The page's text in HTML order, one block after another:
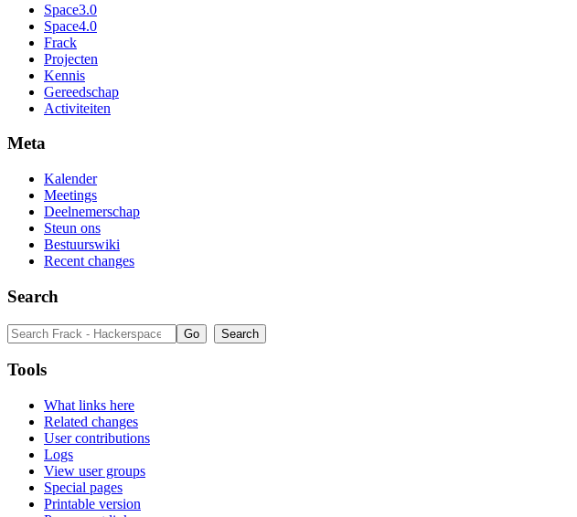
Space3.0
Space4.0
Frack
Projecten
Kennis
Gereedschap
Activiteiten
Meta
Kalender
Meetings
Deelnemerschap
Steun ons
Bestuurswiki
Recent changes
Search
Tools
What links here
Related changes
User contributions
Logs
View user groups
Special pages
Printable version